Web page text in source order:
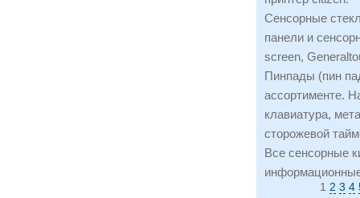
Сенсорные
панели и
screen,
Пинпады (пин
ассортименте.
клавиатура,
сторожевой
Все сенсорные
1 2 3 4